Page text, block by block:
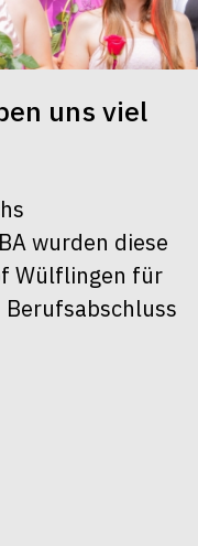
uns viel
wurden diese
Wülflingen für